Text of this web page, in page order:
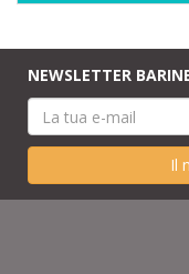
NEWSLETTER
Il